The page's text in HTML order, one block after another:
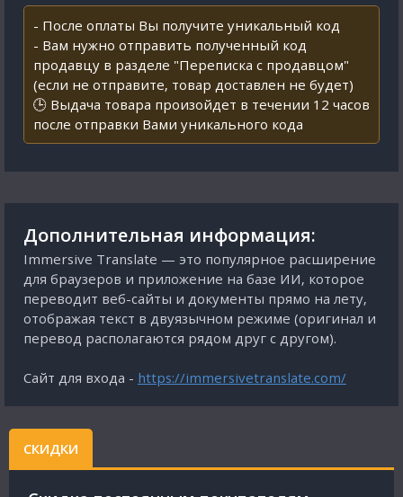
- После оплаты Вы получите уникальный код
- Вам нужно отправить полученный код
продавцу в разделе "Переписка с продавцом"
(если не отправите, товар доставлен не будет)
🕒 Выдача товара произойдет в течении 12 часов
после отправки Вами уникального кода
Дополнительная информация:
Immersive Translate — это популярное расширение
для браузеров и приложение на базе ИИ, которое
переводит веб-сайты и документы прямо на лету,
отображая текст в двуязычном режиме (оригинал и
перевод располагаются рядом друг с другом).
Сайт для входа - https://immersivetranslate.com/
СКИДКИ